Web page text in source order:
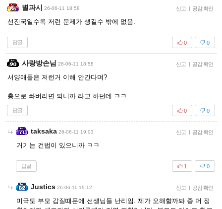
별과시 26-06-11 18:58 신고 | 공감 확인
선진국일수록 저런 문제가 생길수 밖에 없음.
답글 0
0
사랑방손님 26-06-11 18:58 신고 | 공감 확인
서양애들은 저런거 이해 안간다며?
총으로 쏴버리면 되니까 라고 하던데 ㅋㅋ
답글 0
0
taksaka 26-06-11 19:03 신고 | 공감 확인
거기는 건법이 있으니까 ㅋㅋ
답글 0
1
Justics 26-06-11 19:12 신고 | 공감 확인
미국도 부모 갑질때문에 선생님들 난리임. 제가 오해할까봐 좀 더 정